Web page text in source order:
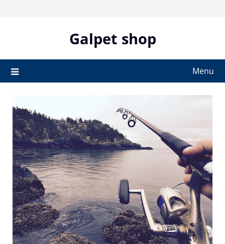
Galpet shop
Menu